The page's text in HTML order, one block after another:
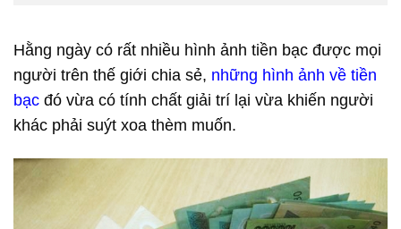
Hằng ngày có rất nhiều hình ảnh tiền bạc được mọi
người trên thế giới chia sẻ, những hình ảnh về tiền
bạc đó vừa có tính chất giải trí lại vừa khiến người
khác phải suýt xoa thèm muốn.